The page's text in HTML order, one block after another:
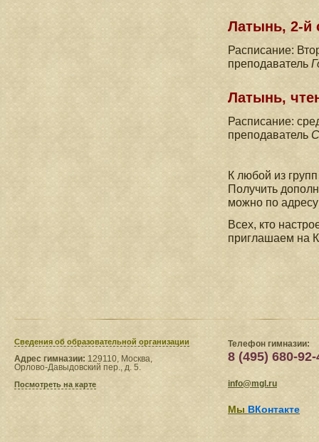
Латынь, 2-й
Расписание:
преподаватель
Латынь,
Расписание:
преподаватель
К любой из
Получить
можно по
Всех, кто
приглашаем на
Сведения​ об образовательной организации
Адрес гимназии: 129110, Москва,
Орлово-Давыдовский пер., д. 5.
Посмотреть на карте
Телефон гимназии:
8 (495) 680-92-
info@mgl.ru
Мы ВКонтакте